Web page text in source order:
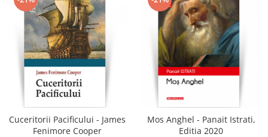
Calatorii
Memorii
Publicistica / Reportaje / Interviuri
Stiinte umaniste
Sociologie si filozofie
Cuceritorii Pacificului - James
Fenimore Cooper
Mos Anghel - Panait Istrati,
Editia 2020